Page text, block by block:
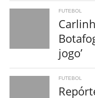
FUTEBOL
jogo’
FUTEBOL